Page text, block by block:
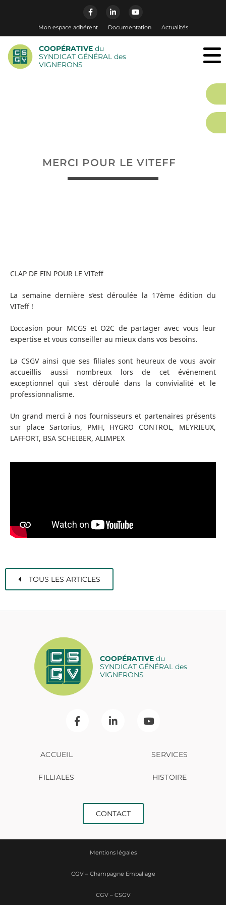
Mon espace adhérent Documentation Actualités
COOPÉRATIVE du
SYNDICAT GÉNÉRAL des
VIGNERONS
MERCI POUR LE VITEFF
CLAP DE FIN POUR LE VITeff
La semaine dernière s’est déroulée la 17ème édition du
VITeff !
L’occasion pour MCGS et O2C de partager avec vous leur
expertise et vous conseiller au mieux dans vos besoins.
La CSGV ainsi que ses filiales sont heureux de vous avoir
accueillis aussi nombreux lors de cet événement
exceptionnel qui s’est déroulé dans la convivialité et le
professionnalisme.
Un grand merci à nos fournisseurs et partenaires présents
sur place Sartorius, PMH, HYGRO CONTROL, MEYRIEUX,
LAFFORT, BSA SCHEIBER, ALIMPEX
TOUS LES ARTICLES
COOPÉRATIVEdu
SYNDICAT GÉNÉRAL des
VIGNERONS
ACCUEIL SERVICES
FILLIALES HISTOIRE
CONTACT
Mentions légales
CGV – Champagne Emballage
CGV – CSGV